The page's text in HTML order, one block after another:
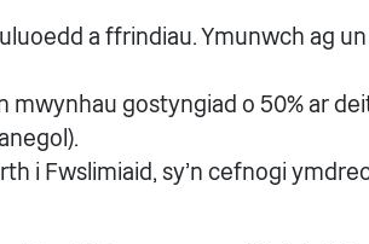
a ffrindiau. Ymunwch ag
gostyngiad o 50% ar
i Fwslimiaid, sy'n cefnogi